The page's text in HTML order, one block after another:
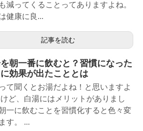
減ってくることってありますよね。
健康に良...
記事を読む
朝一番に飲むと？習慣になった
効果が出たこととは
て聞くとお湯だよね！と思いますよ
ど、白湯にはメリットがありまし
一に飲むことを習慣化すると色々変
す。 ...